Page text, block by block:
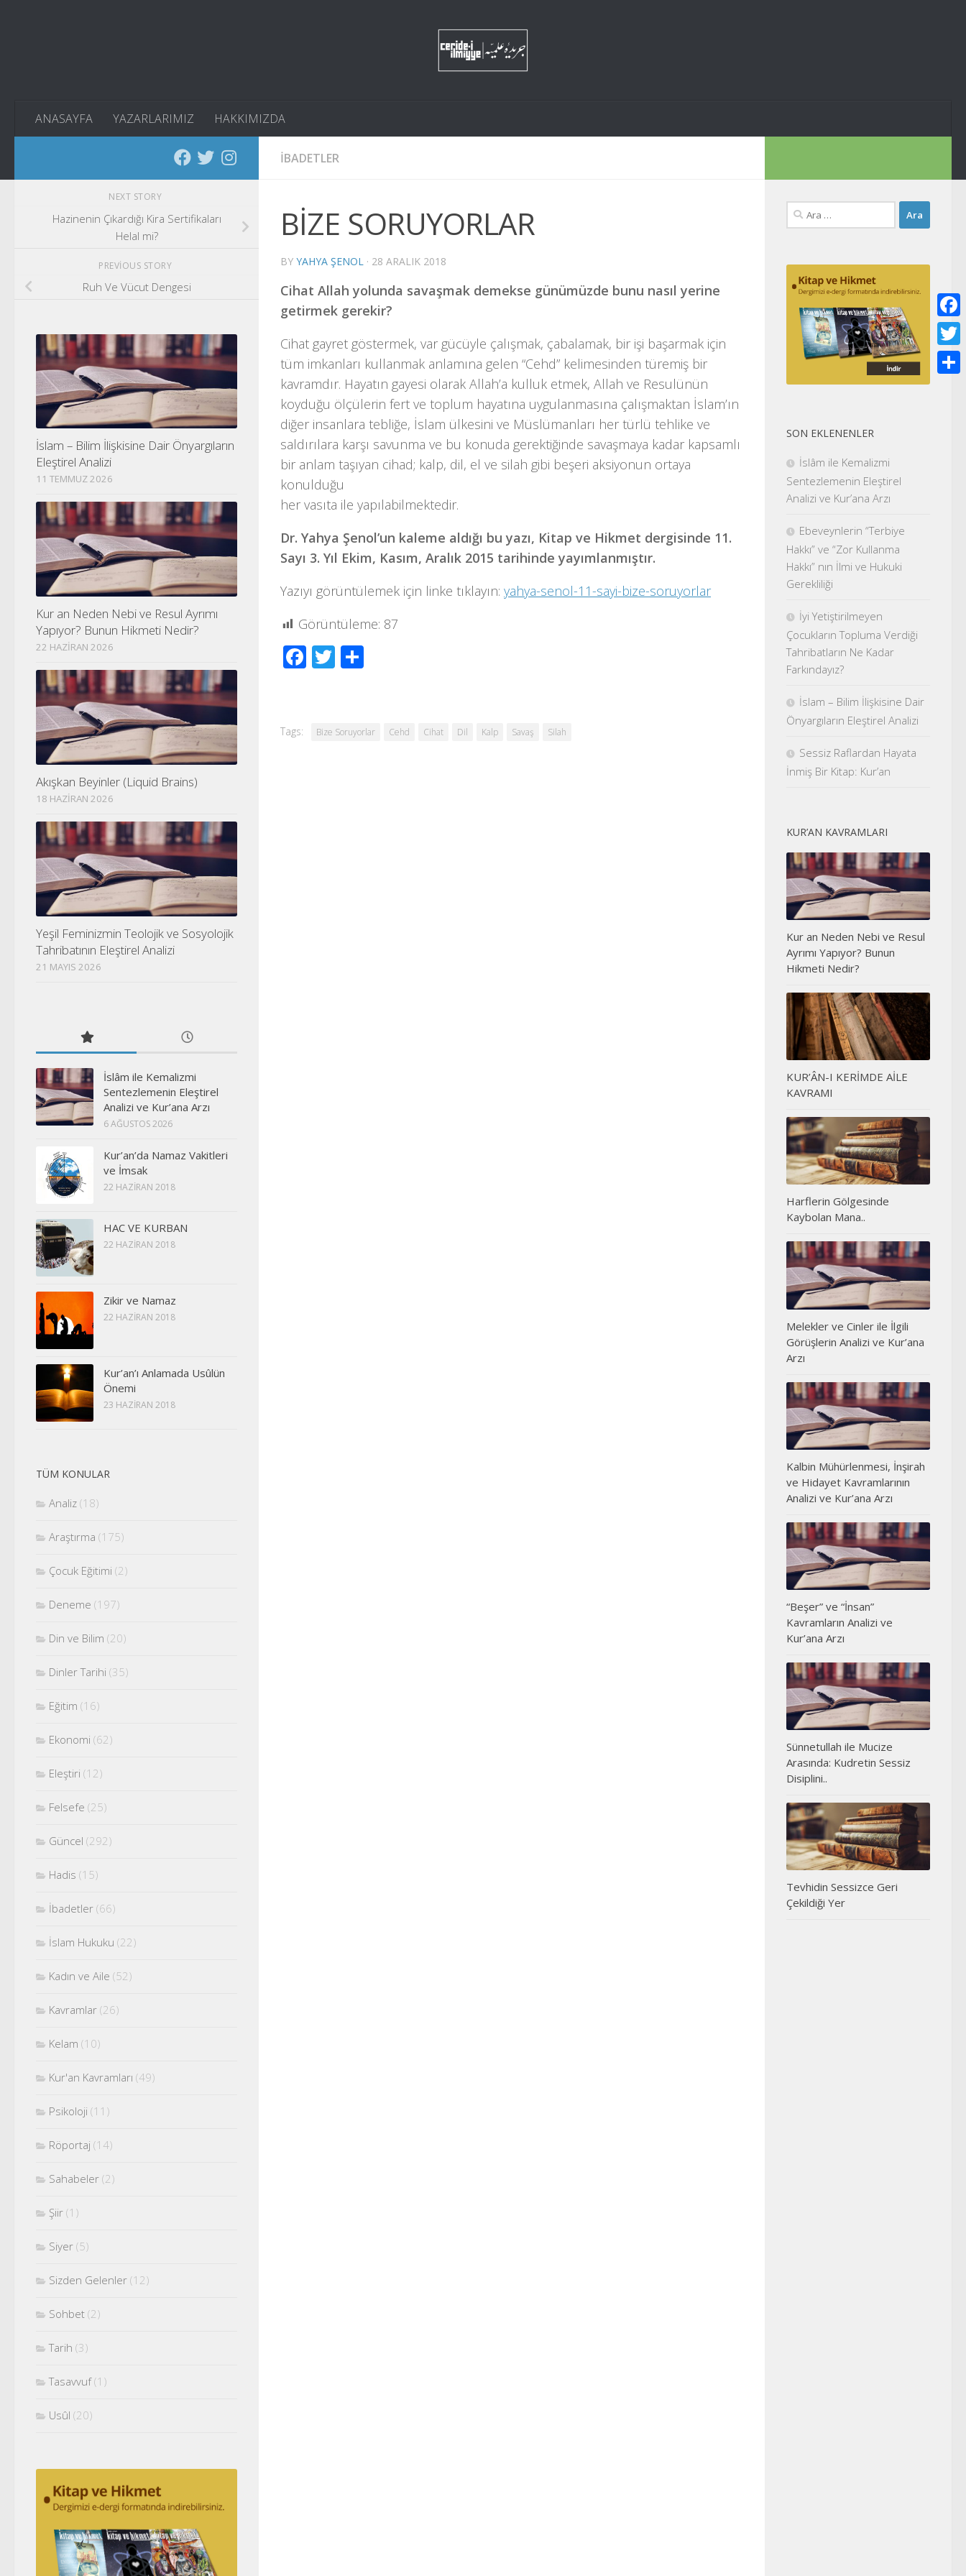
ANASAYFA YAZARLARIMIZ HAKKIMIZDA
İBADETLER
BİZE SORUYORLAR
BY YAHYA ŞENOL · 28 ARALIK 2018
Cihat Allah yolunda savaşmak demekse günümüzde bunu nasıl yerine
getirmek gerekir?
Cihat gayret göstermek, var gücüyle çalışmak, çabalamak, bir işi başarmak için
tüm imkanları kullanmak anlamına gelen “Cehd” kelimesinden türemiş bir
kavramdır. Hayatın gayesi olarak Allah’a kulluk etmek, Allah ve Resulünün
koyduğu ölçülerin fert ve toplum hayatına uygulanmasına çalışmaktan İslam’ın
diğer insanlara tebliğe, İslam ülkesini ve Müslümanları her türlü tehlike ve
saldırılara karşı savunma ve bu konuda gerektiğinde savaşmaya kadar kapsamlı
bir anlam taşıyan cihad; kalp, dil, el ve silah gibi beşeri aksiyonun ortaya
konulduğu
her vasıta ile yapılabilmektedir.
Dr. Yahya Şenol’un kaleme aldığı bu yazı, Kitap ve Hikmet dergisinde 11.
Sayı 3. Yıl Ekim, Kasım, Aralık 2015 tarihinde yayımlanmıştır.
Yazıyı görüntülemek için linke tıklayın: yahya-senol-11-sayi-bize-soruyorlar
Görüntüleme: 87
Facebook
Twitter
Tags: Bize Soruyorlar Cehd Cihat Dil Kalp Savaş Silah
NEXT STORY
Hazinenin Çıkardığı Kira Sertifikaları
Helal mi?
PREVIOUS STORY
Ruh Ve Vücut Dengesi
İslam – Bilim İlişkisine Dair Önyargıların
Eleştirel Analizi
11 TEMMUZ 2026
Kur an Neden Nebi ve Resul Ayrımı
Yapıyor? Bunun Hikmeti Nedir?
22 HAZIRAN 2026
Akışkan Beyinler (Liquid Brains)
18 HAZIRAN 2026
Yeşil Feminizmin Teolojik ve Sosyolojik
Tahribatının Eleştirel Analizi
21 MAYIS 2026
İslâm ile Kemalizmi
Sentezlemenin Eleştirel
Analizi ve Kur’ana Arzı
6 AĞUSTOS 2026
Kur’an’da Namaz Vakitleri
ve İmsak
22 HAZIRAN 2018
HAC VE KURBAN
22 HAZIRAN 2018
Zikir ve Namaz
22 HAZIRAN 2018
Kur’an’ı Anlamada Usûlün
Önemi
23 HAZIRAN 2018
TÜM KONULAR
Analiz (18)
Araştırma (175)
Çocuk Eğitimi (2)
Deneme (197)
Din ve Bilim (20)
Dinler Tarihi (35)
Eğitim (16)
Ekonomi (62)
Eleştiri (12)
Felsefe (25)
Güncel (292)
Hadis (15)
İbadetler (66)
İslam Hukuku (22)
Kadın ve Aile (52)
Kavramlar (26)
Kelam (10)
Kur'an Kavramları (49)
Psikoloji (11)
Röportaj (14)
Sahabeler (2)
Şiir (1)
Siyer (5)
Sizden Gelenler (12)
Sohbet (2)
Tarih (3)
Tasavvuf(1)
Usûl (20)
Arama:
SON EKLENENLER
İslâm ile Kemalizmi
Sentezlemenin Eleştirel
Analizi ve Kur’ana Arzı
Ebeveynlerin “Terbiye
Hakkı” ve “Zor Kullanma
Hakkı” nın İlmi ve Hukuki
Gerekliliği
İyi Yetiştirilmeyen
Çocukların Topluma Verdiği
Tahribatların Ne Kadar
Farkındayız?
İslam – Bilim İlişkisine Dair
Önyargıların Eleştirel Analizi
Sessiz Raflardan Hayata
İnmiş Bir Kitap: Kur’an
KUR’AN KAVRAMLARI
Kur an Neden Nebi ve Resul
Ayrımı Yapıyor? Bunun
Hikmeti Nedir?
KUR’ÂN-I KERİMDE AİLE
KAVRAMI
Harflerin Gölgesinde
Kaybolan Mana..
Melekler ve Cinler ile İlgili
Görüşlerin Analizi ve Kur’ana
Arzı
Kalbin Mühürlenmesi, İnşirah
ve Hidayet Kavramlarının
Analizi ve Kur’ana Arzı
“Beşer” ve “İnsan”
Kavramların Analizi ve
Kur’ana Arzı
Sünnetullah ile Mucize
Arasında: Kudretin Sessiz
Disiplini..
Tevhidin Sessizce Geri
Çekildiği Yer